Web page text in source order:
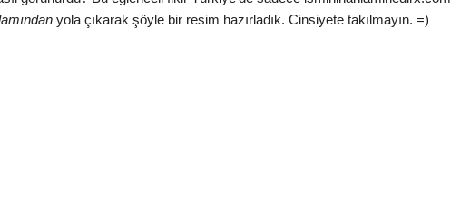
yola çıkarak şöyle bir resim hazırladık. Cinsiyete takılmayın. =)